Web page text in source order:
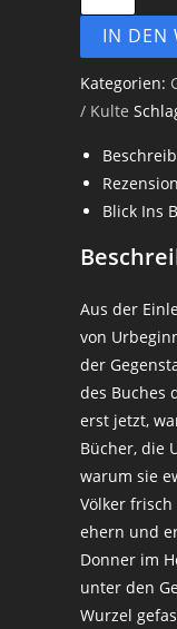
Buch
der
teutsch
-
Jörg
Lanz
von
Menge
IN DEN
Kategorien:
/ Kulte
Blick Ins
Aus der
von
der
des Buches
erst jetzt,
Bücher, die
warum sie
Völker
ehern und
Donner im
unter den
Wurzel